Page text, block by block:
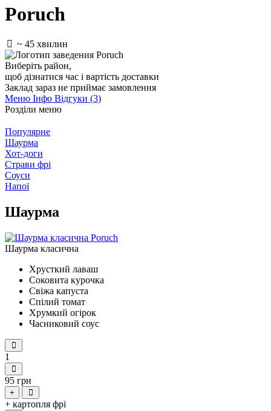
Poruch
~ 45 хвилин
Виберіть район,
щоб дізнатися час і вартість доставки
Заклад зараз не приймає замовлення
Меню Інфо Відгуки (3)
Розділи меню
Популярне
Шаурма
Хот-доги
Страви фрі
Соуси
Напої
Шаурма
Шаурма класична
Хрусткий лаваш
Соковита курочка
Свіжа капуста
Спілий томат
Хрумкий огірок
Часниковий соус
1
95 грн
+
+ картопля фрі